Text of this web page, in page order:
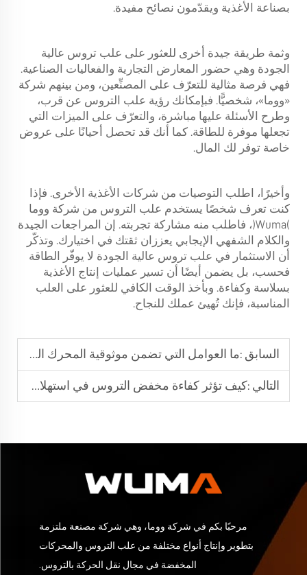
بصناعة الأغذية ويقدّمون نصائح مفيدة.
وثمة طريقة جيدة أخرى للعثور على علب تروس عالية
الجودة وهي حضور المعارض التجارية والفعاليات الصناعية.
فهي فرصة مثالية للتعرّف على المصنِّعين، ومن بينهم شركة
«ووما»، شخصيًّا. فبإمكانك رؤية علب التروس عن قرب،
وطرح الأسئلة عليها مباشرة، والتعرّف على الميزات التي
تجعلها موفرة للطاقة. كما أنك قد تحصل أحيانًا على عروض
خاصة توفر لك المال.
وأخيرًا، اطلب التوصيات من شركات الأغذية الأخرى. فإذا
كنت تعرف شخصًا يستخدم علب التروس من شركة ووما
(Wuma)، فاطلب منه مشاركة تجربته. إن المراجعات الجيدة
والكلام الشفهي الإيجابي يعززان ثقتك في اختيارك. وتذكّر
أن الاستثمار في علب تروس عالية الجودة لا يوفّر الطاقة
فحسب، بل يضمن أيضًا أن تسير عمليات إنتاج الأغذية
بسلاسة وكفاءة. وبأخذ الوقت الكافي للعثور على العلب
المناسبة، فإنك تُهيئ عملك للنجاح.
السابق :ما العوامل التي تضمن موثوقية المحرك المزود بعلبة تروس في التطبيقات التشغيلية المستمرة
التالي :كيف تؤثر كفاءة مخفض التروس في استهلاك الطاقة
مرحبًا بكم في شركة ووما، وهي شركة مصنعة ملتزمة
بتطوير وإنتاج أنواع مختلفة من علب التروس والمحركات
المخفضة في مجال نقل الحركة بالتروس.